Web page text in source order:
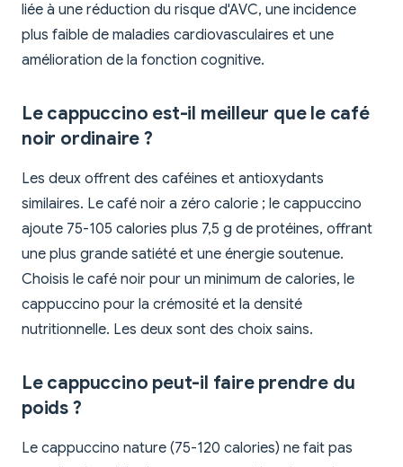
liée à une réduction du risque d'AVC, une incidence
plus faible de maladies cardiovasculaires et une
amélioration de la fonction cognitive.
Le cappuccino est-il meilleur que le café
noir ordinaire ?
Les deux offrent des caféines et antioxydants
similaires. Le café noir a zéro calorie ; le cappuccino
ajoute 75-105 calories plus 7,5 g de protéines, offrant
une plus grande satiété et une énergie soutenue.
Choisis le café noir pour un minimum de calories, le
cappuccino pour la crémosité et la densité
nutritionnelle. Les deux sont des choix sains.
Le cappuccino peut-il faire prendre du
poids ?
Le cappuccino nature (75-120 calories) ne fait pas